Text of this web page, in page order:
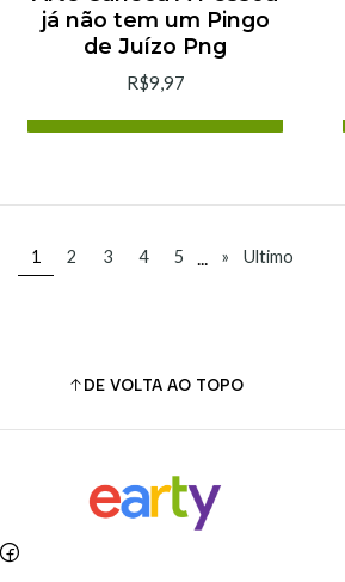
já não tem um Pingo
de Juízo Png
R$9,97
1 2 3 4 5 » Ultimo
DE VOLTA AO TOPO